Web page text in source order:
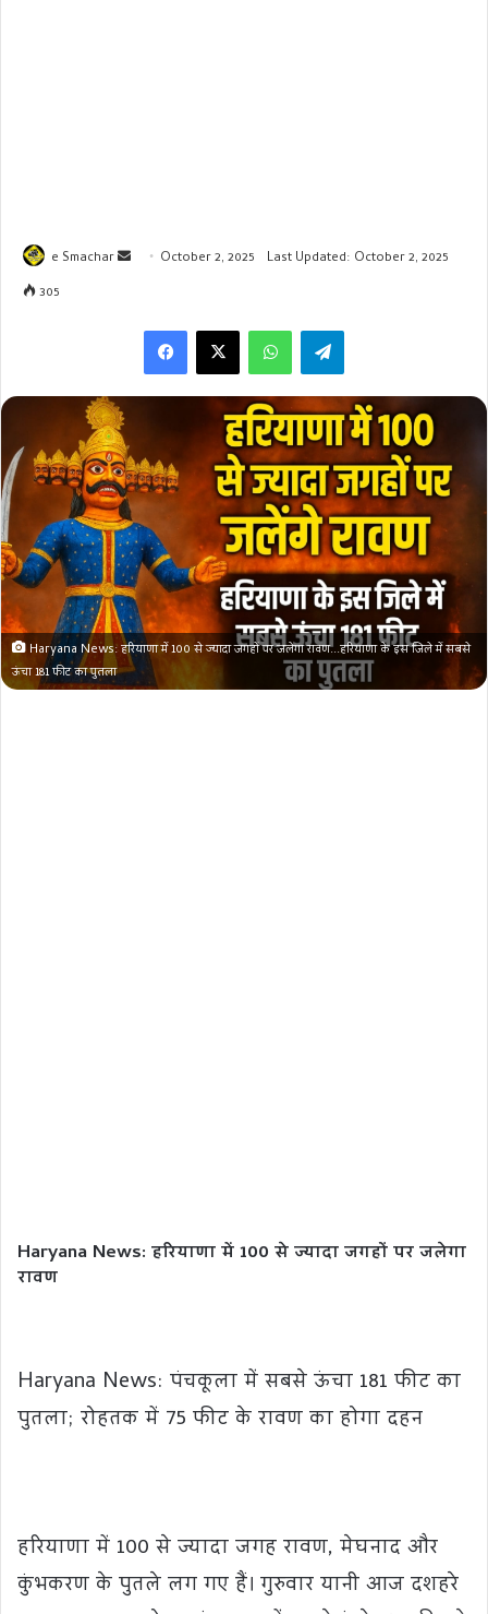
e Smachar
Send October 2, 2025
Last Updated: October 2, 2025
305
WhatsAppTelegram
Haryana News: हरियाणा में 100 से ज्यादा जगहों पर जलेगा रावण...हरियाणा के इस जिले में सबसे
ऊंचा 181 फीट का पुतला
Haryana News: हरियाणा में 100 से ज्यादा जगहों पर जलेगा
रावण
Haryana News: पंचकूला में सबसे ऊंचा 181 फीट का
पुतला; रोहतक में 75 फीट के रावण का होगा दहन
हरियाणा में 100 से ज्यादा जगह रावण, मेघनाद और
कुंभकरण के पुतले लग गए हैं। गुरुवार यानी आज दशहरे